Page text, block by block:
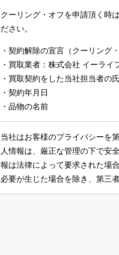
クーリング・オフを申請頂く時
ださい。
・契約解除の宣言（クーリング
・買取業者：株式会社 イーライ
・買取契約をした当社担当者の
・契約年月日
・品物の名前
当社はお客様のプライバシーを
人情報は、厳正な管理の下で安
報は法律によって要求された場
必要が生じた場合を除き、第三